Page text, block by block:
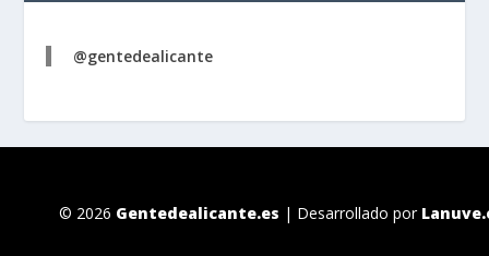
@gentedealicante
© 2026 Gentedealicante.es | Desarrollado por